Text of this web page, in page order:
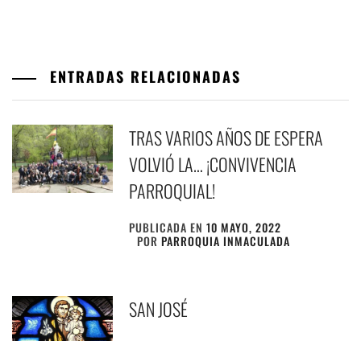
ENTRADAS RELACIONADAS
TRAS VARIOS AÑOS DE ESPERA
VOLVIÓ LA… ¡CONVIVENCIA
PARROQUIAL!
PUBLICADA EN10 MAYO, 2022
PORPARROQUIA INMACULADA
SAN JOSÉ